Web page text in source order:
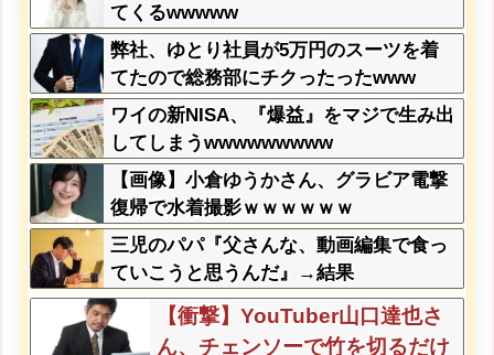
てくるwwwww
弊社、ゆとり社員が5万円のスーツを着
てたので総務部にチクったったwww
ワイの新NISA、『爆益』をマジで生み出
してしまうwwwwwwwww
【画像】小倉ゆうかさん、グラビア電撃
復帰で水着撮影ｗｗｗｗｗｗ
三児のパパ『父さんな、動画編集で食っ
ていこうと思うんだ』→結果
【衝撃】YouTuber山口達也さ
ん、チェンソーで竹を切るだけ